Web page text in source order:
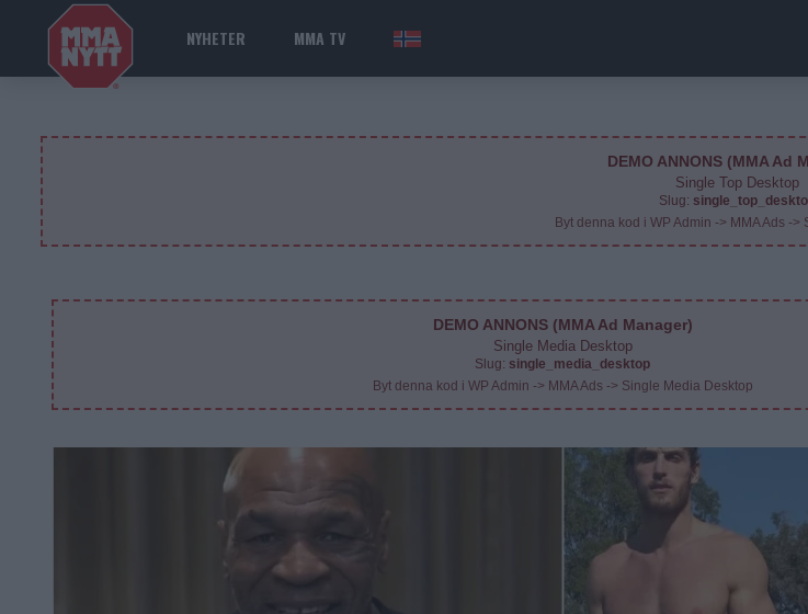
NYHETER MMA TV NOR
DEMO ANNONS (MMA Ad
Single Top Desktop
Slug:
Byt denna kod i WP Admin -> MMA Ads ->
DEMO ANNONS (MMA Ad Manager)
Single Media Desktop
Slug: single_media_desktop
Byt denna kod i WP Admin -> MMA Ads -> Single Media Desktop